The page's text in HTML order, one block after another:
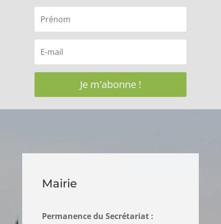
Je m'abonne !
Mairie
Permanence du Secrétariat :